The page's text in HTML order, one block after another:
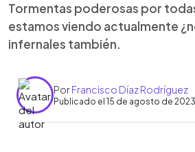
Tormentas poderosas por
estamos viendo actualmente
infernales también.
PorFrancisco Díaz Rodríguez
Publicado el 15 de agosto de 2023